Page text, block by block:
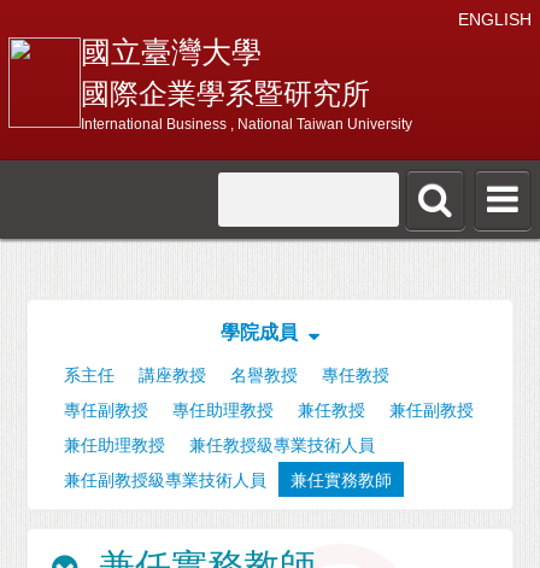
ENGLISH
國立臺灣大學
國際企業學系暨研究所
International Business , National Taiwan University
學院成員
系主任 講座教授 名譽教授
專任教授
專任副教授
專任助理教授 兼任教授
兼任副教授
兼任助理教授
兼任教授級專業技術人員
兼任副教授級專業技術人員
兼任實務教師